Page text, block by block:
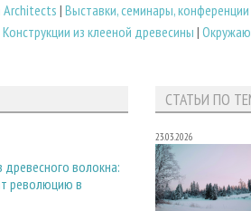
| Выставки, семинары, конференции
Конструкции из клееной древесины |
древесного волокна:
революцию в
СТАТЬИ ПО
23.03.2026